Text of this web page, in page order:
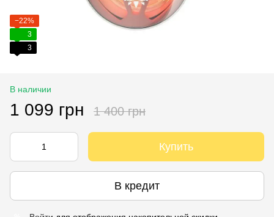
−22%
3
3
В наличии
1 099 грн 1 400 грн
Купить
В кредит